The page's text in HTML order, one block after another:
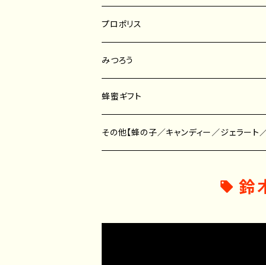
りんご蜂蜜
その他の蜜種
はちみつスティック
菜の花蜂蜜
そば蜂蜜
その他の蜂蜜
プロポリス
みつろう
蜂蜜ギフト
せっけん
その他【蜂の子／キャンディー／ジェラート
鈴